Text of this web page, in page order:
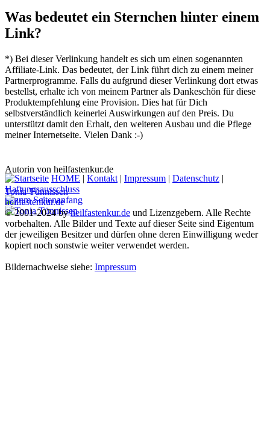
Was bedeutet ein Sternchen hinter einem
Link?
*) Bei dieser Verlinkung handelt es sich um einen sogenannten
Affiliate-Link. Das bedeutet, der Link führt dich zu einem meiner
Partnerprogramme. Falls du aufgrund dieser Verlinkung dort etwas
bestellst, erhalte ich von meinem Partner als Dankeschön für diese
Produktempfehlung eine Provision. Dies hat für Dich
selbstverständlich keinerlei Auswirkungen auf den Preis. Du
unterstützt damit den Erhalt, den weiteren Ausbau und die Pflege
meiner Internetseite. Vielen Dank :-)
HOME | Kontakt | Impressum | Datenschutz |
Haftungsausschluss
Tonia Tünnissen
Autorin von heilfastenkur.de
heilfastenkur.de
© 2001-2024 byheilfastenkur.de und Lizenzgebern. Alle Rechte
vorbehalten. Alle Bilder und Texte auf dieser Seite sind Eigentum
der jeweiligen Besitzer und dürfen ohne deren Einwilligung weder
kopiert noch sonstwie weiter verwendet werden.
Bildernachweise siehe: Impressum